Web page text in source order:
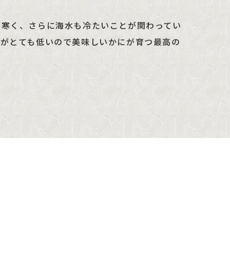
く、さらに海水も冷たいことが関わってい
とても低いので美味しいかにが育つ最高の